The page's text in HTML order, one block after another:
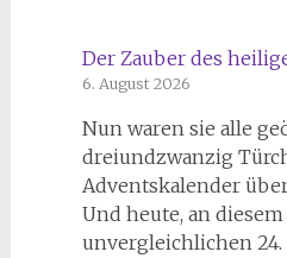
Der Zauber des
6. August 2026
Nun waren sie alle
dreiundzwanzig
Adventskalender
Und heute, an diesem
unvergleichlichen 24.